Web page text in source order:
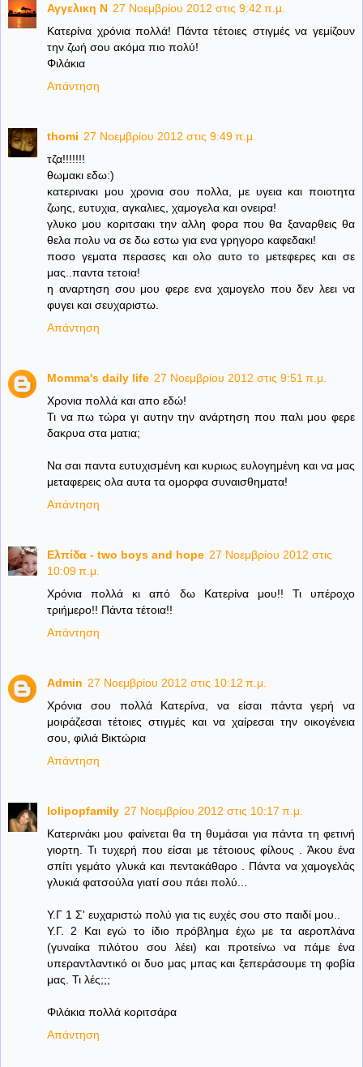
Αγγελικη Ν 27 Νοεμβρίου 2012 στις 9:42 π.μ.
Κατερίνα χρόνια πολλά! Πάντα τέτοιες στιγμές να γεμίζουν
την ζωή σου ακόμα πιο πολύ!
Φιλάκια
Απάντηση
thomi 27 Νοεμβρίου 2012 στις 9:49 π.μ.
τζα!!!!!!!
θωμακι εδω:)
κατερινακι μου χρονια σου πολλα, με υγεια και ποιοτητα
ζωης, ευτυχια, αγκαλιες, χαμογελα και ονειρα!
γλυκο μου κοριτσακι την αλλη φορα που θα ξαναρθεις θα
θελα πολυ να σε δω εστω για ενα γρηγορο καφεδακι!
ποσο γεματα περασες και ολο αυτο το μετεφερες και σε
μας..παντα τετοια!
η αναρτηση σου μου φερε ενα χαμογελο που δεν λεει να
φυγει και σευχαριστω.
Απάντηση
Momma's daily life 27 Νοεμβρίου 2012 στις 9:51 π.μ.
Χρονια πολλά και απο εδώ!
Τι να πω τώρα γι αυτην την ανάρτηση που παλι μου φερε
δακρυα στα ματια;
Να σαι παντα ευτυχισμένη και κυριως ευλογημένη και να μας
μεταφερεις ολα αυτα τα ομορφα συναισθηματα!
Απάντηση
Ελπίδα - two boys and hope 27 Νοεμβρίου 2012 στις
10:09 π.μ.
Χρόνια πολλά κι από δω Κατερίνα μου!! Τι υπέροχο
τριήμερο!! Πάντα τέτοια!!
Απάντηση
Admin 27 Νοεμβρίου 2012 στις 10:12 π.μ.
Χρόνια σου πολλά Κατερίνα, να είσαι πάντα γερή να
μοιράζεσαι τέτοιες στιγμές και να χαίρεσαι την οικογένεια
σου, φιλιά Βικτώρια
Απάντηση
lolipopfamily 27 Νοεμβρίου 2012 στις 10:17 π.μ.
Κατερινάκι μου φαίνεται θα τη θυμάσαι για πάντα τη φετινή
γιορτη. Τι τυχερή που είσαι με τέτοιους φίλους . Άκου ένα
σπίτι γεμάτο γλυκά και πεντακάθαρο . Πάντα να χαμογελάς
γλυκιά φατσούλα γιατί σου πάει πολύ...
Υ.Γ 1 Σ' ευχαριστώ πολύ για τις ευχές σου στο παιδί μου..
Υ.Γ. 2 Και εγώ το ίδιο πρόβλημα έχω με τα αεροπλάνα
(γυναίκα πιλότου σου λέει) και προτείνω να πάμε ένα
υπεραντλαντικό οι δυο μας μπας και ξεπεράσουμε τη φοβία
μας. Τι λές;;;
Φιλάκια πολλά κοριτσάρα
Απάντηση